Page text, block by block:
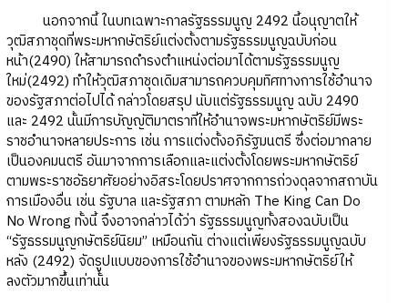
นอกจากนี้ ในบทเฉพาะกาลรัฐธรรมนูญ 2492 นี้อนุญาตให้
วุฒิสภาชุดที่พระมหากษัตริย์แต่งตั้งตามรัฐธรรมนูญฉบับก่อน
หน้า(2490) ให้สามารถดำรงตำแหน่งต่อมาได้ตามรัฐธรรมนูญ
ใหม่(2492) ทำให้วุฒิสภาชุดเดิมสามารถควบคุมทิศทางการใช้อำนาจ
ของรัฐสภาต่อไปได้ กล่าวโดยสรุป นับแต่รัฐธรรมนูญ ฉบับ 2490
และ 2492 นั้นมีการบัญญัติมาตราที่ให้อำนาจพระมหากษัตริย์มีพระ
ราชอำนาจหลายประการ เช่น การแต่งตั้งอภิรัฐมนตรี ซึ่งต่อมากลาย
เป็นองคมนตรี อันมาจากการเลือกและแต่งตั้งโดยพระมหากษัตริย์
ตามพระราชอัธยาศัยอย่างอิสระโดยปราศจากการถ่วงดุลจากสถาบัน
การเมืองอื่น เช่น รัฐบาล และรัฐสภา ตามหลัก The King Can Do
No Wrong ทั้งนี้ จึงอาจกล่าวได้ว่า รัฐธรรมนูญทั้งสองฉบับเป็น
“รัฐธรรมนูญกษัตริย์นิยม” เหมือนกัน ต่างแต่เพียงรัฐธรรมนูญฉบับ
หลัง (2492) จัดรูปแบบของการใช้อำนาจของพระมหากษัตริย์ให้
ลงตัวมากขึ้นเท่านั้น